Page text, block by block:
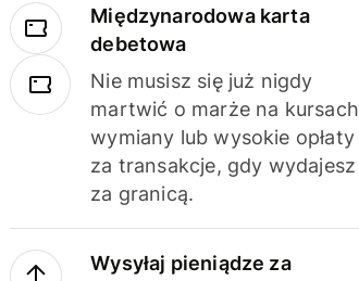
Międzynarodowa karta
debetowa
Nie musisz się już nigdy
martwić o marże na kursach
wymiany lub wysokie opłaty
za transakcje, gdy wydajesz
za granicą.
Wysyłaj pieniądze za